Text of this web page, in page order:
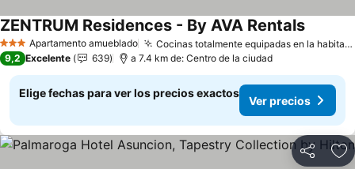
3 EstrellasApartamento amueblado Cocinas totalmente equipadas en la habitación
ZENTRUM Residences - By AVA RentalsVer
9,2 Excelente 639 a 7.4 km de: Centro de la ciudad
Elige fechas para ver los precios exactos
Ver precios
Compartir